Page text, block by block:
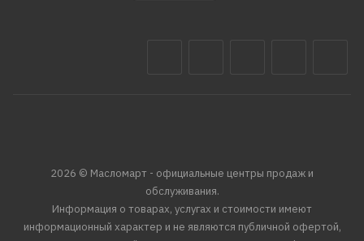
2026 © Масломарт - официальные центры продаж и
обслуживания.
Информация о товарах, услугах и стоимости имеют
информационный характер и не являются публичной офертой,